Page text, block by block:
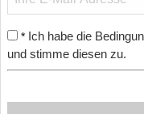
* Ich habe die
und stimme diesen zu.